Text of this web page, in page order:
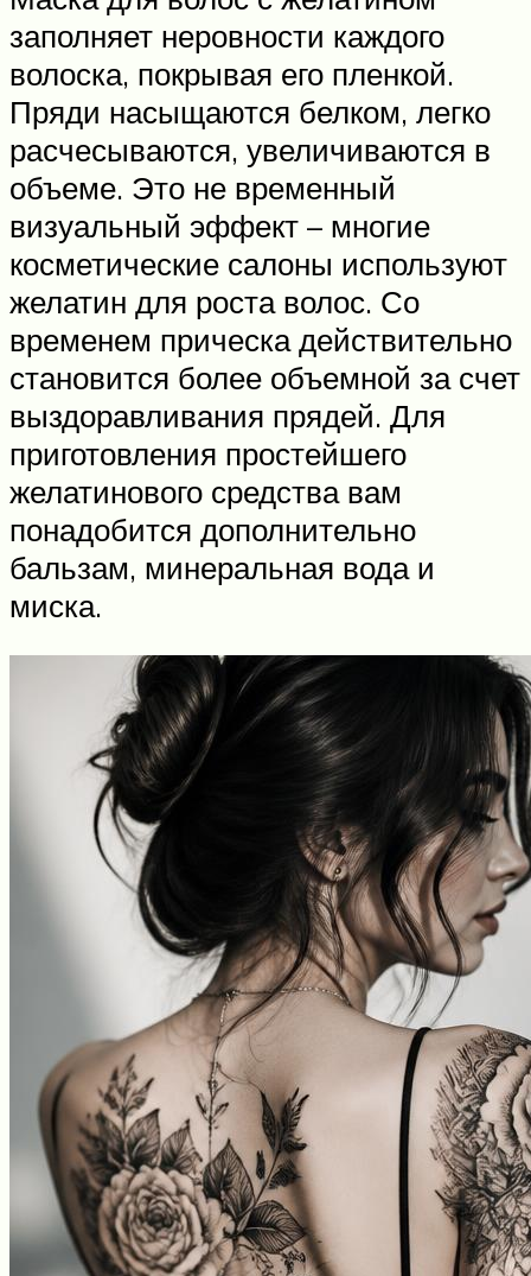
заполняет неровности каждого
волоска, покрывая его пленкой.
Пряди насыщаются белком, легко
расчесываются, увеличиваются в
объеме. Это не временный
визуальный эффект – многие
косметические салоны используют
желатин для роста волос. Со
временем прическа действительно
становится более объемной за счет
выздоравливания прядей. Для
приготовления простейшего
желатинового средства вам
понадобится дополнительно
бальзам, минеральная вода и
миска.